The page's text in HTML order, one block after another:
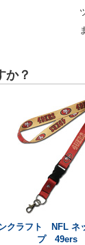
か？
クラフト NFL ネ
プ 49ers